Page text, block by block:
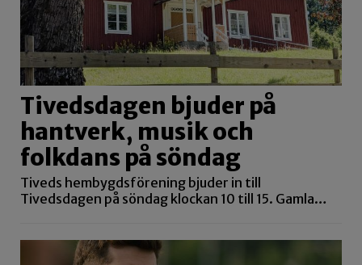
Tivedsdagen bjuder på
hantverk, musik och
folkdans på söndag
Tiveds hembygdsförening bjuder in till
Tivedsdagen på söndag klockan 10 till 15. Gamla…